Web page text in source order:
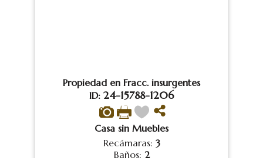
Propiedad en Fracc. insurgentes
ID: 24-15788-1206
Casa sin Muebles
Recámaras: 3
Baños: 2